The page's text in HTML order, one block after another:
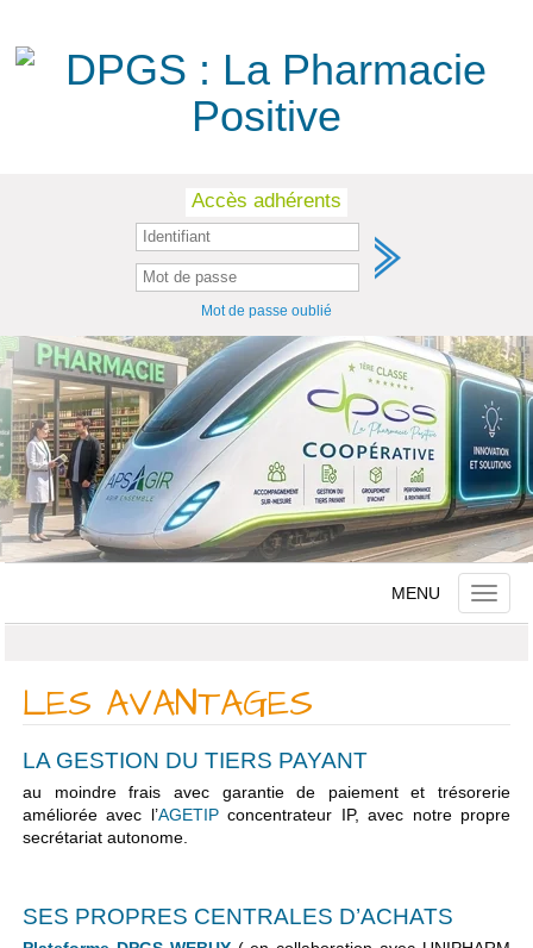
Accès adhérents
Mot de passe oublié
Toggle
MENU
LES AVANTAGES
LA GESTION DU TIERS PAYANT
au moindre frais avec garantie de paiement et trésorerie
améliorée avec l’AGETIPconcentrateur IP, avec notre propre
secrétariat autonome.
SES PROPRES CENTRALES D’ACHATS